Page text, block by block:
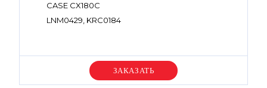
CASE CX180C
LNM0429, KRC0184
Уточняйте цену